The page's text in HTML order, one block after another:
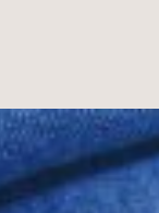
Medvilnė
10%
Poliesteris
340g